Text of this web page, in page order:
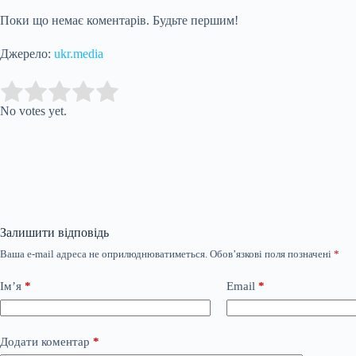
Поки що немає коментарів. Будьте першим!
Джерело: ukr.media
Rate this item:
No votes yet.
Залишити відповідь
Ваша e-mail адреса не оприлюднюватиметься. Обов’язкові поля позначені *
Ім’я * Email *
Додати коментар *